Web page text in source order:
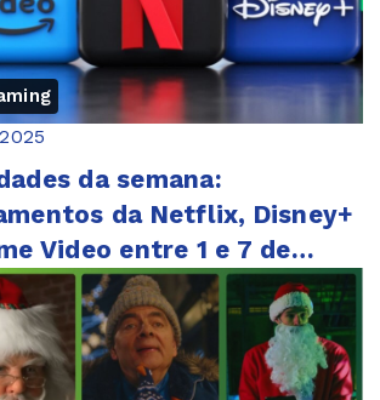
da semana:
da Netflix, Disney+
Video entre 1 e 7 de